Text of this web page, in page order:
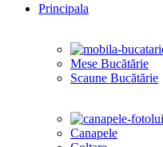
Principala
Mese Bucătărie
Scaune Bucătărie
Canapele